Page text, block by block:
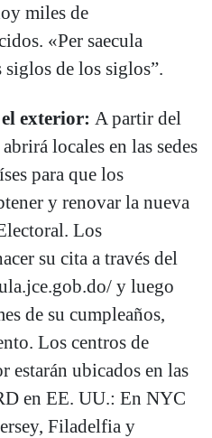
miles de
«Per saecula
de los siglos”.
exterior: A partir del
locales en las sedes
para que los
y renovar la nueva
Los
su cita a través del
y luego
de su cumpleaños,
Los centros de
estarán ubicados en las
en EE. UU.: En NYC
Filadelfia y